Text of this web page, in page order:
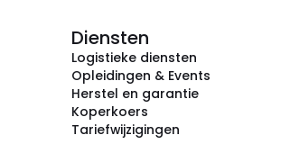
Diensten
Logistieke diensten
Opleidingen & Events
Herstel en garantie
Koperkoers
Tariefwijzigingen